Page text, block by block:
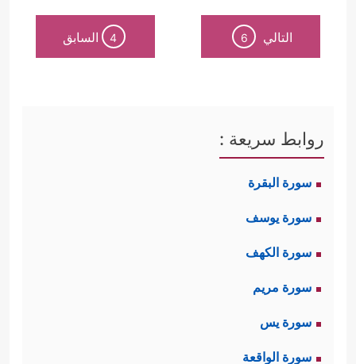
التالي 6
4 السابق
روابط سريعة :
سورة البقرة
سورة يوسف
سورة الكهف
سورة مريم
سورة يس
سورة الواقعة